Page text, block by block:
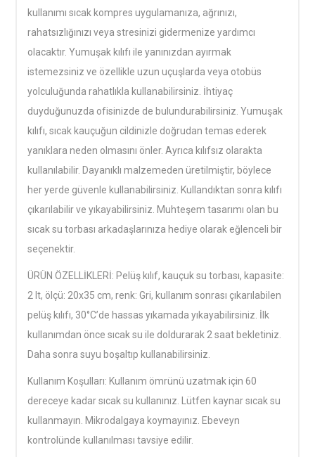
kullanımı sıcak kompres uygulamanıza, ağrınızı,
rahatsızlığınızı veya stresinizi gidermenize yardımcı
olacaktır. Yumuşak kılıfı ile yanınızdan ayırmak
istemezsiniz ve özellikle uzun uçuşlarda veya otobüs
yolculuğunda rahatlıkla kullanabilirsiniz. İhtiyaç
duyduğunuzda ofisinizde de bulundurabilirsiniz. Yumuşak
kılıfı, sıcak kauçuğun cildinizle doğrudan temas ederek
yanıklara neden olmasını önler. Ayrıca kılıfsız olarakta
kullanılabilir. Dayanıklı malzemeden üretilmiştir, böylece
her yerde güvenle kullanabilirsiniz. Kullandıktan sonra kılıfı
çıkarılabilir ve yıkayabilirsiniz. Muhteşem tasarımı olan bu
sıcak su torbası arkadaşlarınıza hediye olarak eğlenceli bir
seçenektir.
ÜRÜN ÖZELLİKLERİ: Pelüş kılıf, kauçuk su torbası, kapasite:
2 lt, ölçü: 20x35 cm, renk: Gri, kullanım sonrası çıkarılabilen
pelüş kılıfı, 30°C’de hassas yıkamada yıkayabilirsiniz. İlk
kullanımdan önce sıcak su ile doldurarak 2 saat bekletiniz.
Daha sonra suyu boşaltıp kullanabilirsiniz.
Kullanım Koşulları: Kullanım ömrünü uzatmak için 60
dereceye kadar sıcak su kullanınız. Lütfen kaynar sıcak su
kullanmayın. Mikrodalgaya koymayınız. Ebeveyn
kontrolünde kullanılması tavsiye edilir.